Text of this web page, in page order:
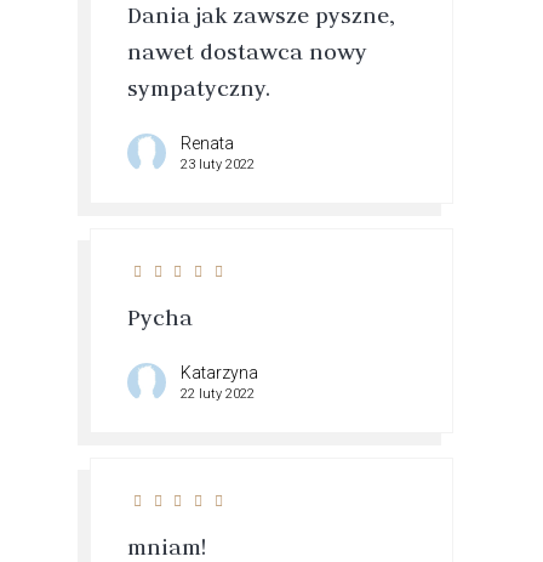
Dania jak zawsze pyszne,
nawet dostawca nowy
sympatyczny.
Renata
23 luty 2022
Pycha
Katarzyna
22 luty 2022
mniam!